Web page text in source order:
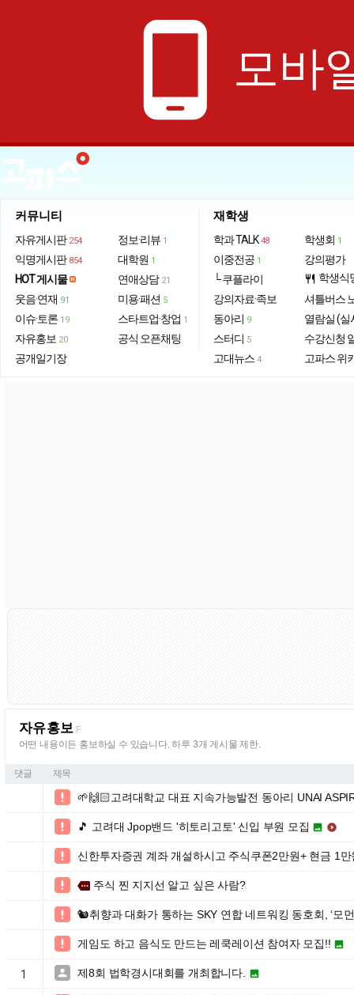
phone_android 모바
커뮤니티
자유게시판 254
익명게시판 854
HOT 게시물
웃음·연재 91
이슈·토론 19
자유홍보 20
공개일기장
정보·리뷰 1
대학원 1
연애상담 21
미용·패션 5
스타트업·창업 1
공식 오픈채팅
재학생
학과 TALK 48
이중전공 1
└ 쿠플라이
강의자료·족보
동아리 9
스터디 5
고대뉴스 4
학생회 1
강의평가
restaurant 학생식
셔틀버스
열람실 (실
수강신청
고파스 위
자유홍보 F
어떤 내용이든 홍보하실 수 있습니다. 하루 3개 게시물 제한.
댓글 제목
 🌱🙌🏻고려대학교 대표 지속가능발전 동아리 UNAI
 🎵 고려대 Jpop밴드 '히토리고토' 신입 부원 모집  
 신한투자증권 계좌 개설하시고 주식쿠폰2만원+ 현금 1
 more 주식 찐 지지선 알고 싶은 사람?
 🐿️취향과 대화가 통하는 SKY 연합 네트워킹 동호회, ‘모
 게임도 하고 음식도 만드는 레쿡레이션 참여자 모집!! 
1  제8회 법학경시대회를 개최합니다. 